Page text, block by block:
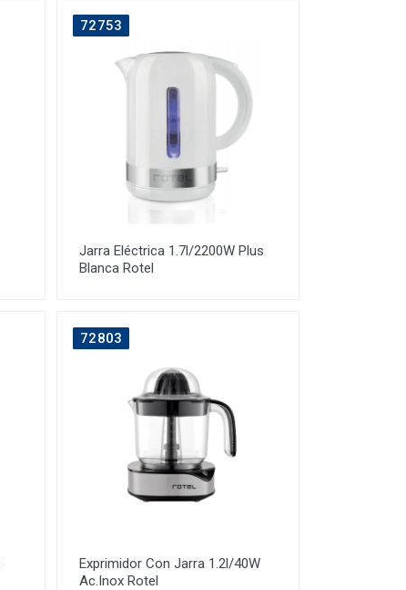
72753
Jarra Eléctrica 1.7l/2200W Plus
Blanca Rotel
72803
Exprimidor Con Jarra 1.2l/40W
Ac.Inox Rotel